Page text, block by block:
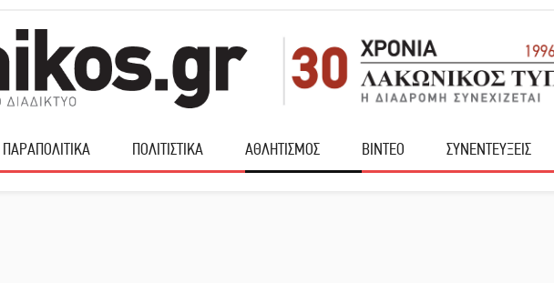
ΠΑΡΑΠΟΛΙΤΙΚΑ ΠΟΛΙΤΙΣΤΙΚΑ ΑΘΛΗΤΙΣΜΟΣ ΒΙΝΤΕΟ ΣΥΝΕΝΤΕΥΞΕΙΣ